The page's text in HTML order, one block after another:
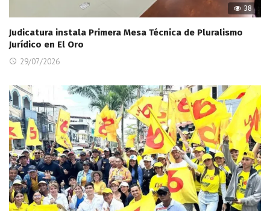
38
Judicatura instala Primera Mesa Técnica de Pluralismo
Jurídico en El Oro
29/07/2026